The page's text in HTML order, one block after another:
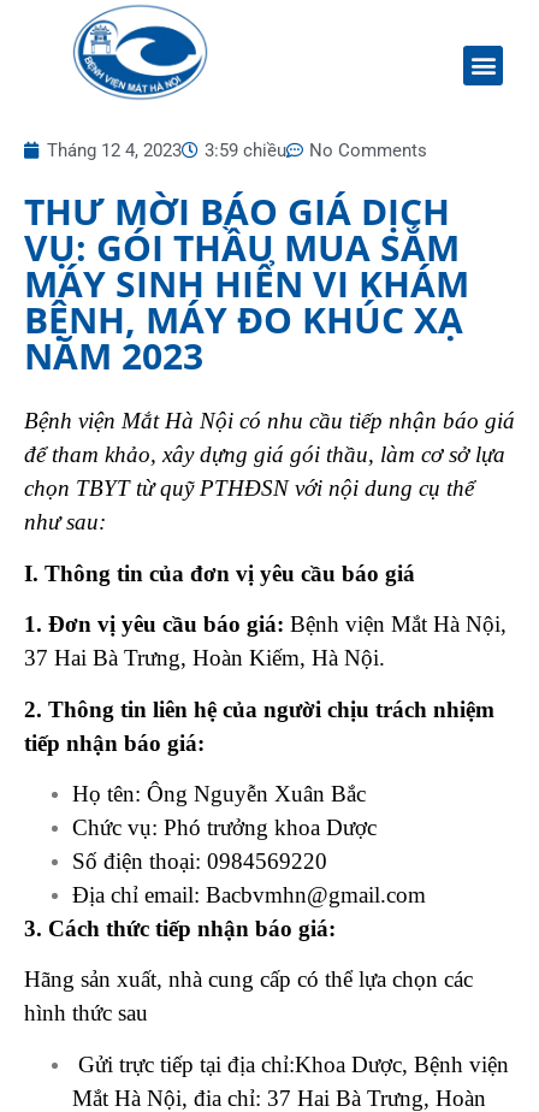
Tháng 12 4, 2023 3:59 chiều No Comments
THƯ MỜI BÁO GIÁ DỊCH
VỤ: GÓI THẦU MUA SẮM
MÁY SINH HIỂN VI KHÁM
BỆNH, MÁY ĐO KHÚC XẠ
NĂM 2023
Bệnh viện Mắt Hà Nội có nhu cầu tiếp nhận báo giá
để tham khảo, xây dựng giá gói thầu, làm cơ sở lựa
chọn TBYT từ quỹ PTHĐSN với nội dung cụ thể
như sau:
I. Thông tin của đơn vị yêu cầu báo giá
1. Đơn vị yêu cầu báo giá: Bệnh viện Mắt Hà Nội,
37 Hai Bà Trưng, Hoàn Kiếm, Hà Nội.
2. Thông tin liên hệ của người chịu trách nhiệm
tiếp nhận báo giá:
Họ tên: Ông Nguyễn Xuân Bắc
Chức vụ: Phó trưởng khoa Dược
Số điện thoại: 0984569220
Địa chỉ email: Bacbvmhn@gmail.com
3. Cách thức tiếp nhận báo giá:
Hãng sản xuất, nhà cung cấp có thể lựa chọn các
hình thức sau
Gửi trực tiếp tại địa chỉ:Khoa Dược, Bệnh viện
Mắt Hà Nội, đia chỉ: 37 Hai Bà Trưng, Hoàn